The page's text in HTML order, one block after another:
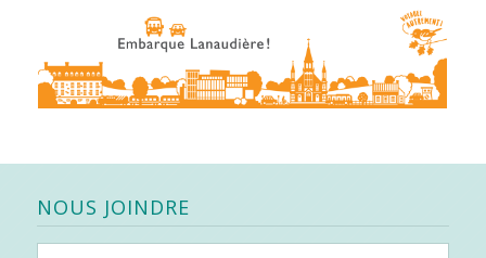
NOUS JOINDRE